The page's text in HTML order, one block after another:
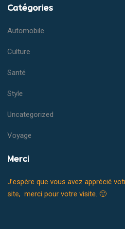
Catégories
Automobile
Culture
Santé
Style
Uncategorized
Voyage
Merci
J’espère que vous avez apprécié
site, merci pour votre visite. 🙂